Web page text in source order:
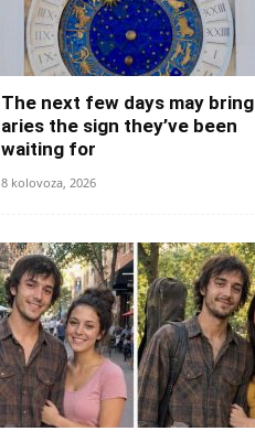
The next few days may bring
aries the sign they’ve been
waiting for
8 kolovoza, 2026